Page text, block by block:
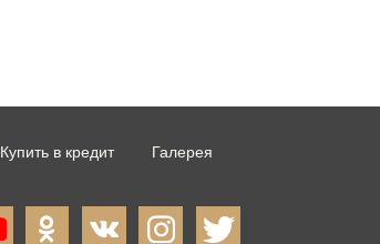
Купить в кредит Галерея